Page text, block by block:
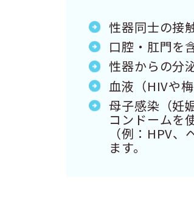
性器同士の接
口腔・肛門を
性器からの分
血液（HIVや梅
母子感染（妊
コンドームを
（例：HPV
ます。